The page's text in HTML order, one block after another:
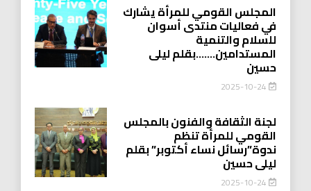
المجلس القومي للمرأة يشارك
في فعاليات منتدى أسوان
للسلام والتنمية
المستدامين…….بقلم ليلى
حسين
2025-10-24
لجنة الثقافة والفنون بالمجلس
القومي للمرأة تنظم
ندوة”رسائل نساء أكتوبر” بقلم
ليلى حسين
2025-10-24